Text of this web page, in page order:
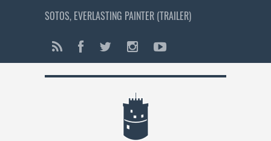
SOTOS, EVERLASTING PAINTER (TRAILER)